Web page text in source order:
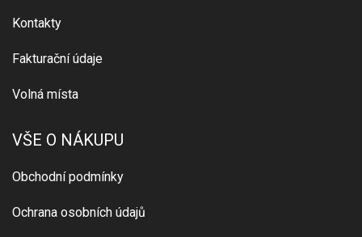
Kontakty
Fakturační údaje
Volná místa
VŠE O NÁKUPU
Obchodní podmínky
Ochrana osobních údajů